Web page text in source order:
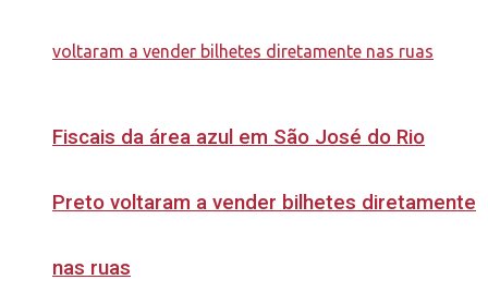
Fiscais da área azul em São José do Rio
Preto voltaram a vender bilhetes diretamente
nas ruas